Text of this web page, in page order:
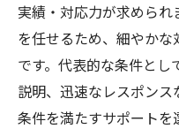
実績・対応力が求めら
を任せるため、細やか
です。代表的な条件とし
説明、迅速なレスポン
条件を満たすサポートを